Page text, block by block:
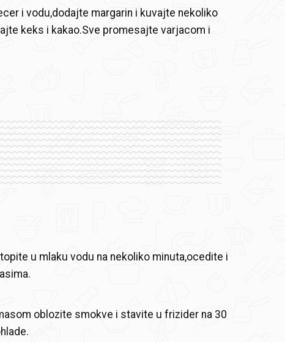
i vodu,dodajte margarin i kuvajte nekoliko
keks i kakao.Sve promesajte varjacom i
u mlaku vodu na nekoliko minuta,ocedite i
oblozite smokve i stavite u frizider na 30